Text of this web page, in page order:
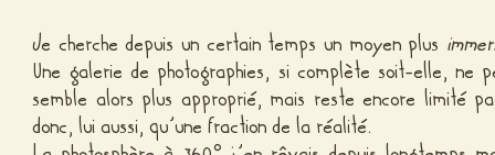
Je cherche depuis un certain temps un moyen plus
Une galerie de photographies, si complète soit-elle, ne
semble alors plus approprié, mais reste encore limité
donc, lui aussi, qu’une fraction de la réalité.